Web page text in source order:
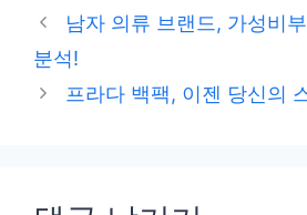
테
리
남자 의류 브랜드, 가성비
분석!
프라다 백팩, 이젠 당신의